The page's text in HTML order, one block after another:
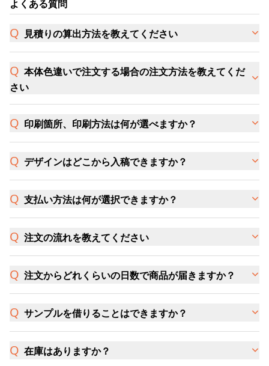
よくある質問
見積りの算出方法を教えてください
本体色違いで注文する場合の注文方法を教えてくだ
さい
印刷箇所、印刷方法は何が選べますか？
デザインはどこから入稿できますか？
支払い方法は何が選択できますか？
注文の流れを教えてください
注文からどれくらいの日数で商品が届きますか？
サンプルを借りることはできますか？
在庫はありますか？